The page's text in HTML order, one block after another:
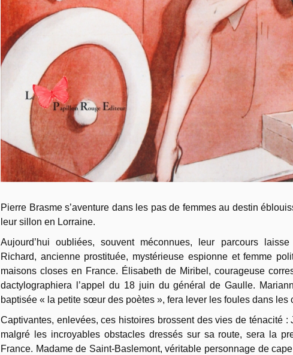
Pierre Brasme s’aventure dans les pas de femmes au destin
leur sillon en Lorraine.
Aujourd’hui oubliées, souvent méconnues, leur parcours
Richard, ancienne prostituée, mystérieuse espionne et femme
maisons closes en France. Élisabeth de Miribel, courageuse
dactylographiera l’appel du 18 juin du général de Gaulle.
baptisée « la petite sœur des poètes », fera lever les foules dans les
Captivantes, enlevées, ces histoires brossent des vies de ténacité :
malgré les incroyables obstacles dressés sur sa route, sera la
France. Madame de Saint-Baslemont, véritable personnage de